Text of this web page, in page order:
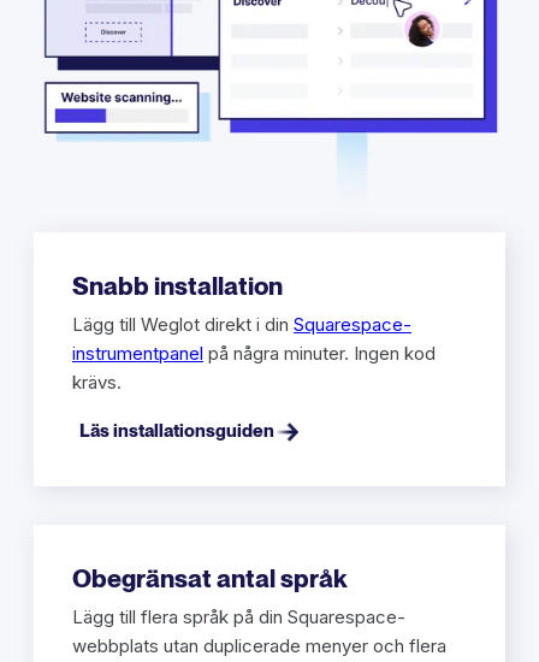
Snabb installation
Lägg till Weglot direkt i din Squarespace-
instrumentpanel på några minuter. Ingen kod
krävs.
Läs installationsguiden
Obegränsat antal språk
Lägg till flera språk på din Squarespace-
webbplats utan duplicerade menyer och flera